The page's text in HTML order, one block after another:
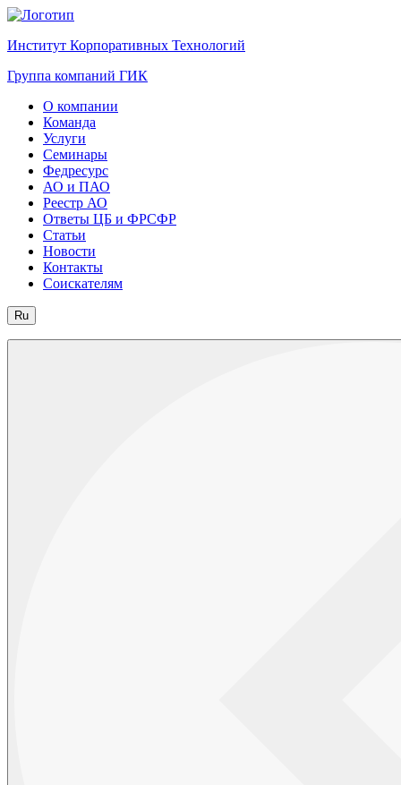
Институт Корпоративных Технологий
Группа компаний ГИК
О компании
Команда
Услуги
Семинары
Федресурс
АО и ПАО
Реестр АО
Ответы ЦБ и ФРСФР
Статьи
Новости
Контакты
Соискателям
Ru